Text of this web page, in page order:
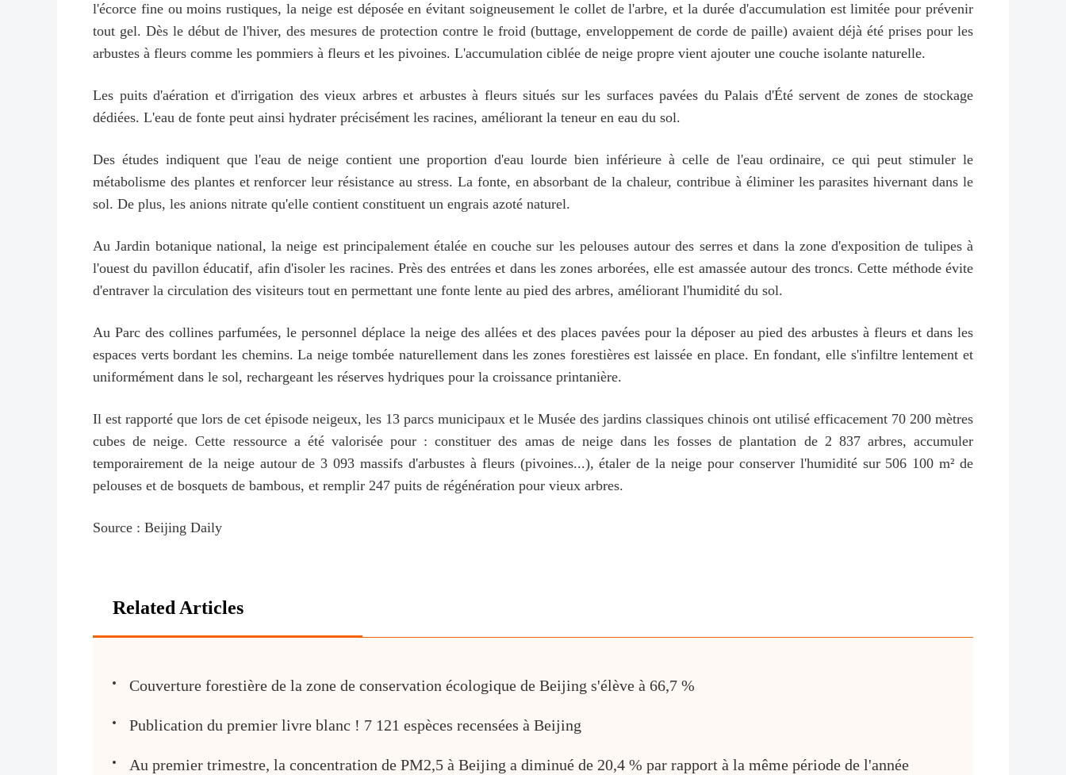
l'écorce fine ou moins rustiques, la neige est déposée en évitant soigneusement le collet de l'arbre, et la durée d'accumulation est limitée pour prévenir
tout gel. Dès le début de l'hiver, des mesures de protection contre le froid (buttage, enveloppement de corde de paille) avaient déjà été prises pour les
arbustes à fleurs comme les pommiers à fleurs et les pivoines. L'accumulation ciblée de neige propre vient ajouter une couche isolante naturelle.
Les puits d'aération et d'irrigation des vieux arbres et arbustes à fleurs situés sur les surfaces pavées du Palais d'Été servent de zones de stockage
dédiées. L'eau de fonte peut ainsi hydrater précisément les racines, améliorant la teneur en eau du sol.
Des études indiquent que l'eau de neige contient une proportion d'eau lourde bien inférieure à celle de l'eau ordinaire, ce qui peut stimuler le
métabolisme des plantes et renforcer leur résistance au stress. La fonte, en absorbant de la chaleur, contribue à éliminer les parasites hivernant dans le
sol. De plus, les anions nitrate qu'elle contient constituent un engrais azoté naturel.
Au Jardin botanique national, la neige est principalement étalée en couche sur les pelouses autour des serres et dans la zone d'exposition de tulipes à
l'ouest du pavillon éducatif, afin d'isoler les racines. Près des entrées et dans les zones arborées, elle est amassée autour des troncs. Cette méthode évite
d'entraver la circulation des visiteurs tout en permettant une fonte lente au pied des arbres, améliorant l'humidité du sol.
Au Parc des collines parfumées, le personnel déplace la neige des allées et des places pavées pour la déposer au pied des arbustes à fleurs et dans les
espaces verts bordant les chemins. La neige tombée naturellement dans les zones forestières est laissée en place. En fondant, elle s'infiltre lentement et
uniformément dans le sol, rechargeant les réserves hydriques pour la croissance printanière.
Il est rapporté que lors de cet épisode neigeux, les 13 parcs municipaux et le Musée des jardins classiques chinois ont utilisé efficacement 70 200 mètres
cubes de neige. Cette ressource a été valorisée pour : constituer des amas de neige dans les fosses de plantation de 2 837 arbres, accumuler
temporairement de la neige autour de 3 093 massifs d'arbustes à fleurs (pivoines...), étaler de la neige pour conserver l'humidité sur 506 100 m² de
pelouses et de bosquets de bambous, et remplir 247 puits de régénération pour vieux arbres.
Source : Beijing Daily
Related Articles
Couverture forestière de la zone de conservation écologique de Beijing s'élève à 66,7 %
Publication du premier livre blanc ! 7 121 espèces recensées à Beijing
Au premier trimestre, la concentration de PM2,5 à Beijing a diminué de 20,4 % par rapport à la même période de l'année